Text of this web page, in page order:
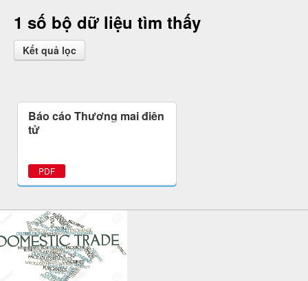
1 số bộ dữ liệu tìm thấy
Kết quả lọc
Báo cáo Thương mại điện
tử
PDF